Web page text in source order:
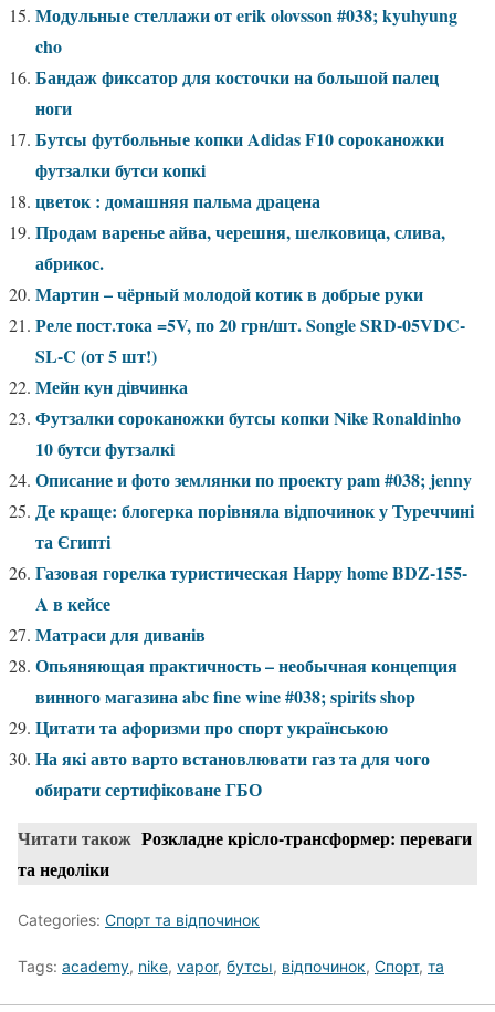
Модульные стеллажи от erik olovsson #038; kyuhyung
cho
Бандаж фиксатор для косточки на большой палец
ноги
Бутсы футбольные копки Adidas F10 сороканожки
футзалки бутси копкi
цветок : домашняя пальма драцена
Продам варенье айва, черешня, шелковица, слива,
абрикос.
Мартин – чёрный молодой котик в добрые руки
Реле пост.тока =5V, по 20 грн/шт. Songle SRD-05VDC-
SL-C (от 5 шт!)
Мейн кун дівчинка
Футзалки сороканожки бутсы копки Nike Ronaldinho
10 бутси футзалкi
Описание и фото землянки по проекту pam #038; jenny
Де краще: блогерка порівняла відпочинок у Туреччині
та Єгипті
Газовая горелка туристическая Happy home BDZ-155-
A в кейсе
Матраси для диванів
Опьяняющая практичность – необычная концепция
винного магазина abc fine wine #038; spirits shop
Цитати та афоризми про спорт українською
На які авто варто встановлювати газ та для чого
обирати сертифіковане ГБО
Читати також Розкладне крісло-трансформер: переваги
та недоліки
Categories: Спорт та відпочинок
Tags: academy, nike, vapor, бутсы, відпочинок, Спорт, та